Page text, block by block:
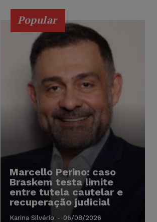
Popular
Marcello Perino: caso
Braskem testa limite
entre tutela cautelar e
recuperação judicial
Karina Silvério - 06/08/2026